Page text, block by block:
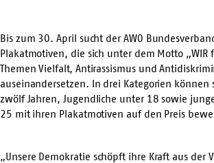
Bis zum 30. April sucht der AWO
Plakatmotiven, die sich unter dem Motto „WIR
Themen Vielfalt, Antirassismus und
auseinandersetzen. In drei Kategorien können
zwölf Jahren, Jugendliche unter 18 sowie
25 mit ihren Plakatmotiven auf den Preis
„Unsere Demokratie schöpft ihre Kraft aus der